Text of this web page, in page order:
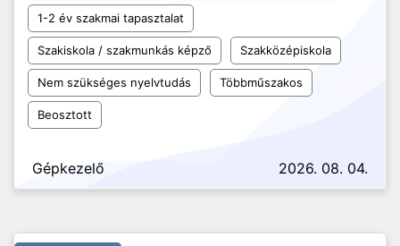
1-2 év szakmai tapasztalat
Szakiskola / szakmunkás képző Szakközépiskola
Nem szükséges nyelvtudás Többműszakos
Beosztott
Gépkezelő 2026. 08. 04.